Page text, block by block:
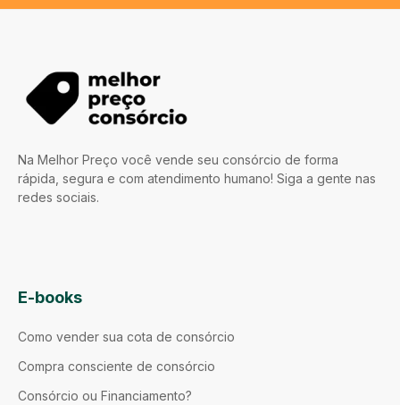
Na Melhor Preço você vende seu consórcio de forma
rápida, segura e com atendimento humano! Siga a gente nas
redes sociais.
E-books
Como vender sua cota de consórcio
Compra consciente de consórcio
Consórcio ou Financiamento?